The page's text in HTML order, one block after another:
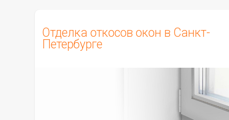
Отделка откосов окон в Санкт-
Петербурге